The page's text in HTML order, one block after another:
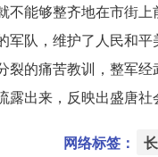
不能够整齐地在市街
军队，维护了人民和
裂的痛苦教训，整军
出来，反映出盛唐社
网络标签：